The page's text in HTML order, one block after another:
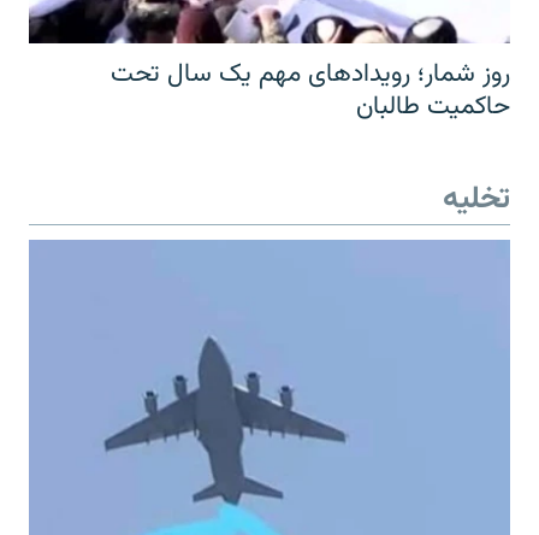
روز شمار؛ رویدادهای مهم یک سال تحت
حاکمیت طالبان
تخلیه